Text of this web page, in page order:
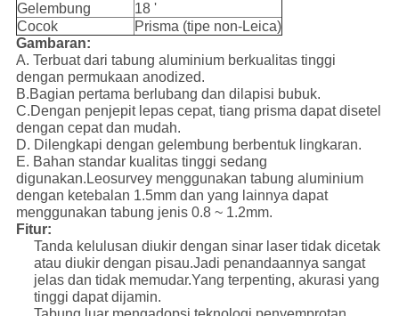
Gelembung
18 '
Cocok
Prisma (tipe non-Leica)
Gambaran:
A. Terbuat dari tabung aluminium berkualitas tinggi
dengan permukaan anodized.
B.Bagian pertama berlubang dan dilapisi bubuk.
C.Dengan penjepit lepas cepat, tiang prisma dapat disetel
dengan cepat dan mudah.
D. Dilengkapi dengan gelembung berbentuk lingkaran.
E. Bahan standar kualitas tinggi sedang
digunakan.Leosurvey menggunakan tabung aluminium
dengan ketebalan 1.5mm dan yang lainnya dapat
menggunakan tabung jenis 0.8 ~ 1.2mm.
Fitur:
Tanda kelulusan diukir dengan sinar laser tidak dicetak
atau diukir dengan pisau.Jadi penandaannya sangat
jelas dan tidak memudar.Yang terpenting, akurasi yang
tinggi dapat dijamin.